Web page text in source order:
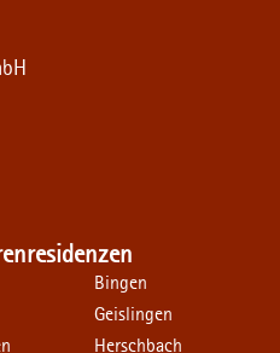
Bingen
Geislingen
Herschbach